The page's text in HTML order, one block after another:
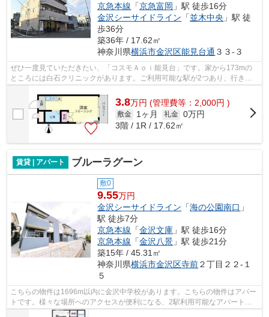
京急本線 「京急富岡 」駅 徒歩16分
金沢シーサイドライン 「並木中央 」駅 徒
歩36分
築36年 / 17.62㎡
神奈川県横浜市金沢区能見台通 ３３-３
ぜひ一度見ていただきたい、「コスモＡｏｉ能見台」です。家から173mの
ところには白石クリニックがあります。ご利用可能な駅が2つあり、行き先
に応じて乗車駅の使い分けができます。こ...
3.8万円 (管理費等：2,000円 )
敷金 1ヶ月 礼金 0万円
3階 / 1R / 17.62㎡
賃貸 | アパート ブルーラグーン
敷0
9.55万円
金沢シーサイドライン 「海の公園南口 」
駅 徒歩7分
京急本線 「金沢文庫 」駅 徒歩16分
京急本線 「金沢八景 」駅 徒歩21分
築15年 / 45.31㎡
神奈川県横浜市金沢区寺前２丁目２２-１
５
こちらの物件は1696m以内に金沢中学校があります。こちらの物件はアパー
トです。様々な場所へのアクセスが便利になる、2駅利用可能なアパートで
す。こだわりの条件として多い、駅徒歩7...